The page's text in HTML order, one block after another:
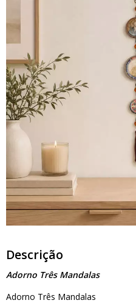
Descrição
Adorno Três Mandalas
Adorno Três Mandalas